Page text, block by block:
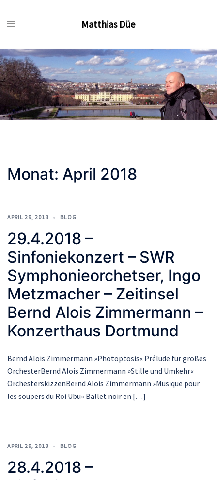
Inhalt
Matthias Düe
Monat: April 2018
APRIL 29, 2018 BLOG
29.4.2018 –
Sinfoniekonzert – SWR
Symphonieorchetser, Ingo
Metzmacher – Zeitinsel
Bernd Alois Zimmermann –
Konzerthaus Dortmund
Bernd Alois Zimmermann »Photoptosis« Prélude für großes
OrchesterBernd Alois Zimmermann »Stille und Umkehr«
OrchesterskizzenBernd Alois Zimmermann »Musique pour
les soupers du Roi Ubu« Ballet noir en […]
APRIL 29, 2018 BLOG
28.4.2018 –